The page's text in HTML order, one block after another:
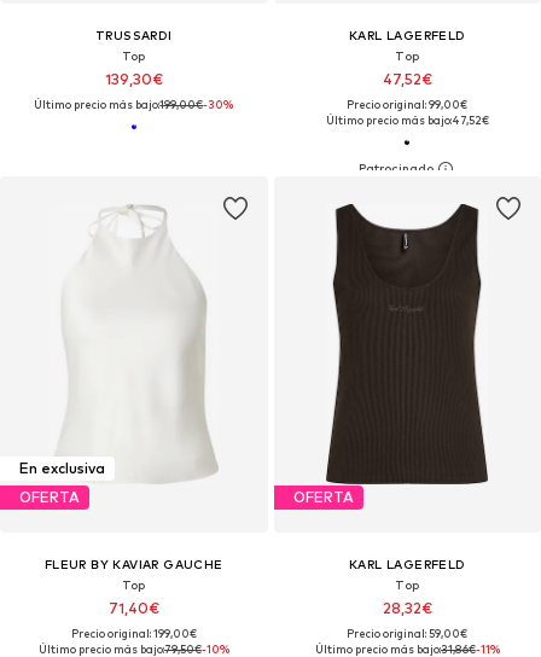
TRUSSARDI
Top
139,30€
Último precio más bajo:199,00€-30%
KARL LAGERFELD
Top
47,52€
Precio original: 99,00€
Último precio más bajo:47,52€
En exclusiva
OFERTA
FLEUR BY KAVIAR GAUCHE
Top
71,40€
Precio original: 199,00€
Último precio más bajo:79,50€-10%
OFERTA
KARL LAGERFELD
Top
28,32€
Precio original: 59,00€
Último precio más bajo:31,86€-11%